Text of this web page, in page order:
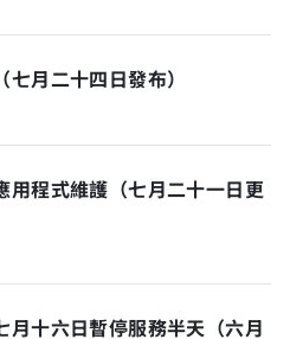
月二十四日發布）
用程式維護（七月二十一日更
月十六日暫停服務半天（六月